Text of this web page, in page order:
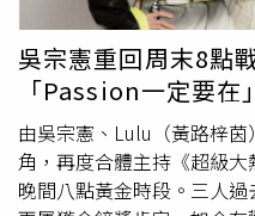
透過這首歌曲，一同享受
月24日以首張單曲《
Pre-Debut歌曲〈墜入情網
觀看。出道短短兩個月後
舉辦《VIBY LAND》出道
〈Gotcha〉正式發行，也
展。
吳宗憲重回周末8點
「Passion一定要在」
由吳宗憲、Lulu（黃路梓
角，再度合體主持《超級
晚間八點黃金時段。三人過